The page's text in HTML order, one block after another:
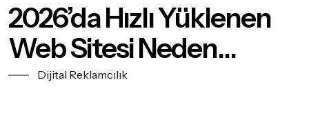
2026’da Hızlı Yüklenen
Web Sitesi Neden
Hayati? | Google 1. Sıra
Dijital Reklamcılık